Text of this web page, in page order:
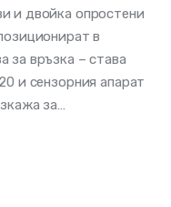
и двойка опростени
в
за връзка – става
и сензорния апарат
за…